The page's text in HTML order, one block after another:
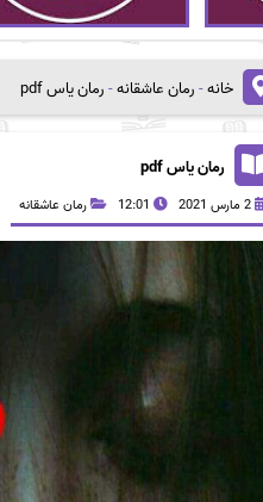
خانه-رمان عاشقانه-رمان یاس pdf
رمان یاس pdf
2 مارس 2021 12:01 رمان عاشقانه